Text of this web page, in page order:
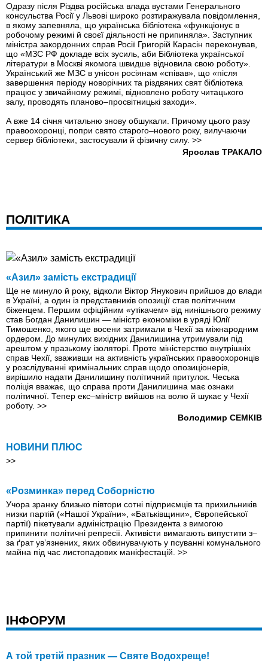
Одразу після Різдва російська влада вустами Генерального
консульства Росії у Львові широко розтиражувала повідомлення,
в якому запевняла, що українська бібліотека «функціонує в
робочому режимі й своєї діяльності не припиняла». Заступник
міністра закордонних справ Росії Григорій Карасін переконував,
що «МЗС РФ докладе всіх зусиль, аби Бібліотека української
літератури в Москві якомога швидше відновила свою роботу».
Український же МЗС в унісон росіянам «співав», що «після
завершення періоду новорічних та різдвяних свят бібліотека
працює у звичайному режимі, відновлено роботу читацького
залу, проводять планово–просвітницькі заходи».
А вже 14 січня читальню знову обшукали. Причому цього разу
правоохоронці, попри свято старого–нового року, вилучаючи
сервер бібліотеки, застосували й фізичну силу. >>
Ярослав ТРАКАЛО
ПОЛІТИКА
«Азил» замість екстрадиції
Ще не минуло й року, відколи Віктор Янукович прийшов до влади
в Україні, а один із представників опозиції став політичним
біженцем. Першим офіційним «утікачем» від нинішнього режиму
став Богдан Данилишин — міністр економіки в уряді Юлії
Тимошенко, якого ще восени затримали в Чехії за міжнародним
ордером. До минулих вихідних Данилишина утримували під
арештом у празькому ізоляторі. Проте міністерство внутрішніх
справ Чехії, зваживши на активність українських правоохоронців
у розслідуванні кримінальних справ щодо опозиціонерів,
вирішило надати Данилишину політичний притулок. Чеська
поліція вважає, що справа проти Данилишина має ознаки
політичної. Тепер екс–міністр вийшов на волю й шукає у Чехії
роботу. >>
Володимир СЕМКІВ
НОВИНИ ПЛЮС
>>
«Розминка» перед Соборністю
Учора зранку близько півтори сотні підприємців та прихильників
низки партій («Нашої України», «Батьківщини», Європейської
партії) пікетували адміністрацію Президента з вимогою
припинити політичні репресії. Активісти вимагають випустити з–
за ґрат ув’язнених, яких обвинувачують у псуванні комунального
майна під час листопадових маніфестацій. >>
ІНФОРУМ
А той третій празник — Святе Водохреще!